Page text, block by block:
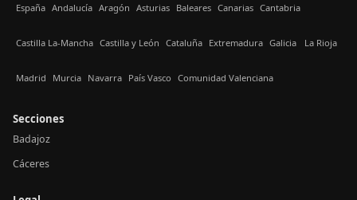
España Andalucía Aragón Asturias Baleares Canarias Cantabria
Castilla La-Mancha Castilla y León Cataluña Extremadura Galicia La Rioja
Madrid Murcia Navarra País Vasco Comunidad Valenciana
Secciones
Badajoz
Cáceres